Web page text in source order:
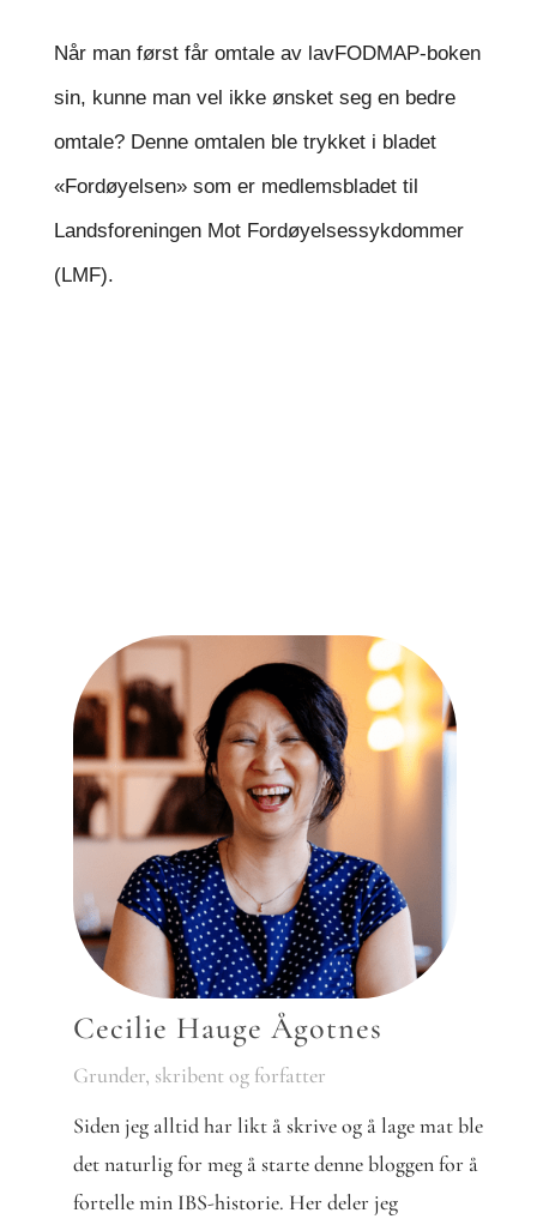
Når man først får omtale av lavFODMAP-boken
sin, kunne man vel ikke ønsket seg en bedre
omtale? Denne omtalen ble trykket i bladet
«Fordøyelsen» som er medlemsbladet til
Landsforeningen Mot Fordøyelsessykdommer
(LMF).
Cecilie Hauge Ågotnes
Grunder, skribent og forfatter
Siden jeg alltid har likt å skrive og å lage mat ble
det naturlig for meg å starte denne bloggen for å
fortelle min IBS-historie. Her deler jeg